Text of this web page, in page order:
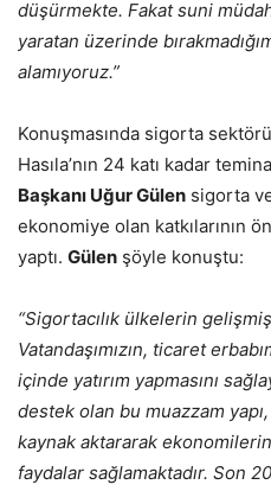
düşürmekte. Fakat suni
yaratan üzerinde
alamıyoruz.”
Konuşmasında sigorta
Hasıla’nın 24 katı kadar
Başkanı Uğur Gülen sigorta
ekonomiye olan katkılarının
yaptı. Gülen şöyle konuştu:
“Sigortacılık ülkelerin
Vatandaşımızın, ticaret
içinde yatırım yapmasını
destek olan bu muazzam yapı,
kaynak aktararak
faydalar sağlamaktadır. Son